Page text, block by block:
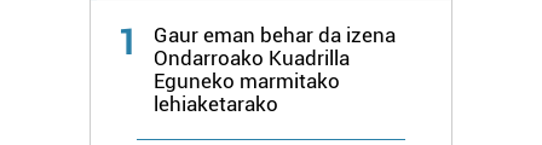
1
Gaur eman behar da izena
Ondarroako Kuadrilla
Eguneko marmitako
lehiaketarako